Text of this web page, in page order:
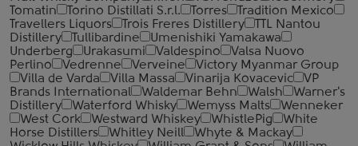
Tomatin
Torino Distillati S.r.l. Torres
Tradition Mexico
Travellers Liquors
Trois Freres Distillery
TTL Nantou
Distillery
Tullibardine
Umenishiki Yamakawa
Underberg
Urakasumi Valdespino
Valsa Nuovo
Perlino
Vedrenne Verveine
Victory Myanmar Group
Villa de Varda
Villa Massa Vinarija Kovacevic
VP
Brands International
Waldemar Behn Walsh
Warner's
Distillery
Waterford Whisky Wemyss Malts
Wenneker
West Cork
Westward Whiskey WhistlePig
White
Horse Distillers
Whitley Neill
Whyte & Mackay